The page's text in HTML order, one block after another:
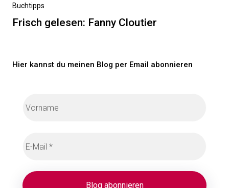
Nächster
Beitrag
Buchtipps
Frisch gelesen: Fanny Cloutier
Hier kannst du meinen Blog per Email abonnieren